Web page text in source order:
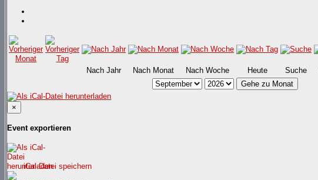
Nach Jahr Nach Monat Nach Woche Heute Suche
Gehe zu Monat
×
Event exportieren
iCal-Datei speichern